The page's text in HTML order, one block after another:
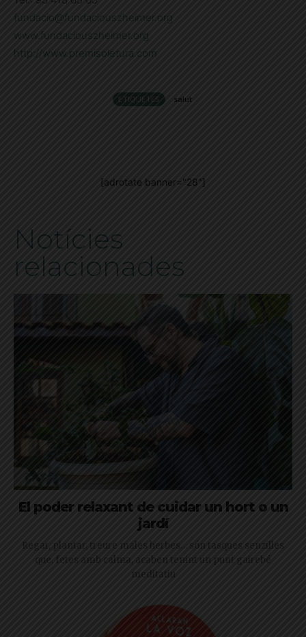
fundacio@fundaciouszheimer.org
www.fundaciouszheimer.org
http://www.premisoletura.com
ETIQUETES salut
[adrotate banner="28"]
Notícies
relacionades
El poder relaxant de cuidar un hort o un
jardí
Regar, plantar, treure males herbes… són tasques senzilles
que, fetes amb calma, acaben tenint un punt gairebé
meditatiu